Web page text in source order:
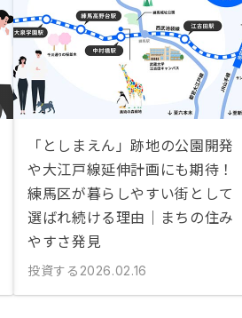
「としまえん」跡地の公園開発
や大江戸線延伸計画にも期待！
練馬区が暮らしやすい街として
選ばれ続ける理由｜まちの住み
やすさ発見
投資する 2026.02.16